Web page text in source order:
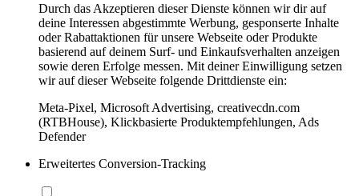
Durch das Akzeptieren dieser Dienste können wir dir auf
deine Interessen abgestimmte Werbung, gesponserte Inhalte
oder Rabattaktionen für unsere Webseite oder Produkte
basierend auf deinem Surf- und Einkaufsverhalten anzeigen
sowie deren Erfolge messen. Mit deiner Einwilligung setzen
wir auf dieser Webseite folgende Drittdienste ein:
Meta-Pixel, Microsoft Advertising, creativecdn.com
(RTBHouse), Klickbasierte Produktempfehlungen, Ads
Defender
Erweitertes Conversion-Tracking